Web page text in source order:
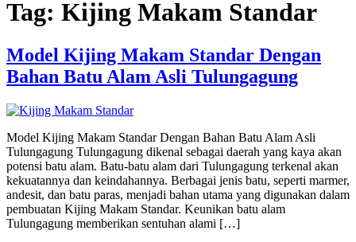
Tag: Kijing Makam Standar
Model Kijing Makam Standar Dengan
Bahan Batu Alam Asli Tulungagung
Model Kijing Makam Standar Dengan Bahan Batu Alam Asli
Tulungagung Tulungagung dikenal sebagai daerah yang kaya akan
potensi batu alam. Batu-batu alam dari Tulungagung terkenal akan
kekuatannya dan keindahannya. Berbagai jenis batu, seperti marmer,
andesit, dan batu paras, menjadi bahan utama yang digunakan dalam
pembuatan Kijing Makam Standar. Keunikan batu alam
Tulungagung memberikan sentuhan alami […]